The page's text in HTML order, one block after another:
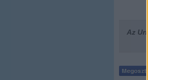
Az Urbanista